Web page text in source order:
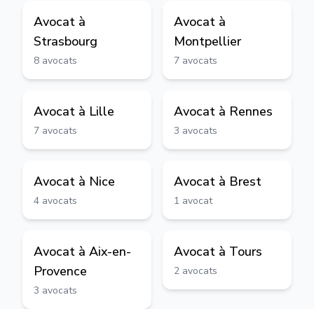
Avocat à
Strasbourg
8 avocats
Avocat à
Montpellier
7 avocats
Avocat à Lille
7 avocats
Avocat à Rennes
3 avocats
Avocat à Nice
4 avocats
Avocat à Brest
1 avocat
Avocat à Aix-en-
Provence
3 avocats
Avocat à Tours
2 avocats